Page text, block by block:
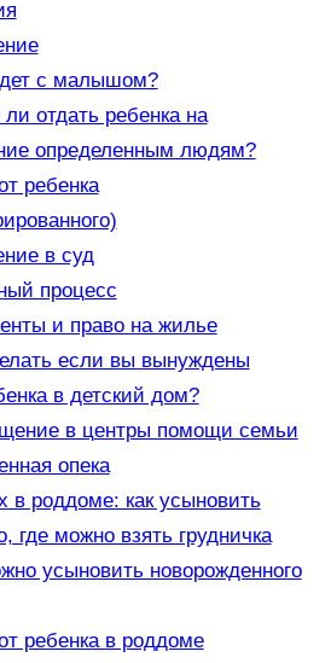
с малышом?
отдать ребенка на
определенным людям?
ребенка
в суд
процесс
и право на жилье
если вы вынуждены
в детский дом?
в центры помощи семьи
опека
в роддоме: как усыновить
где можно взять грудничка
усыновить новорожденного
ребенка в роддоме